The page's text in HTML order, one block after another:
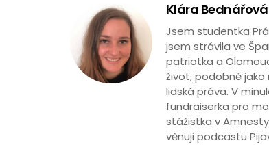
Klára Bednářová
Jsem studentka
jsem strávila ve
patriotka a
život, podobně jako
lidská práva. V
fundraiserka pro
stážistka v
věnuji podcastu